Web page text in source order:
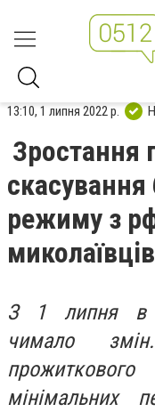
13:10, 1 липня 2022 р.
Зростання
скасування
режиму з
З 1 липня в
чимало
мінімальних